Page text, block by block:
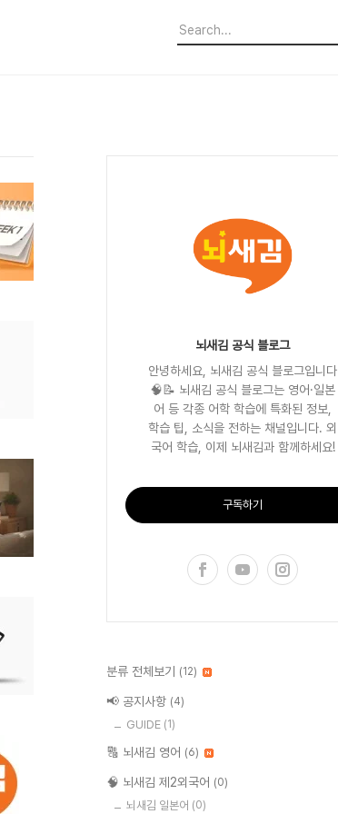
뇌새김 공식 블로그
안녕하세요, 뇌새김 공식 블로그입니다
🧠📝 뇌새김 공식 블로그는 영어·일본
어 등 각종 어학 학습에 특화된 정보,
학습 팁, 소식을 전하는 채널입니다. 외
국어 학습, 이제 뇌새김과 함께하세요!
구독하기
분류 전체보기 (12)
📢 공지사항 (4)
GUIDE (1)
🔠 뇌새김 영어 (6)
🧠 뇌새김 제2외국어 (0)
뇌새김 일본어 (0)